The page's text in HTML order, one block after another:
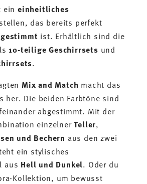
eineinheitliches
das bereits perfekt
ist. Erhältlich sind die
10-teilige Geschirrsets und
.
Mix and Match macht das
her. Die beiden Farbtöne sind
abgestimmt. Mit der
einzelnerTeller,
und Bechern aus den zwei
ein stylisches
aus Hell und Dunkel. Oder du
Kollektion, um bewusst